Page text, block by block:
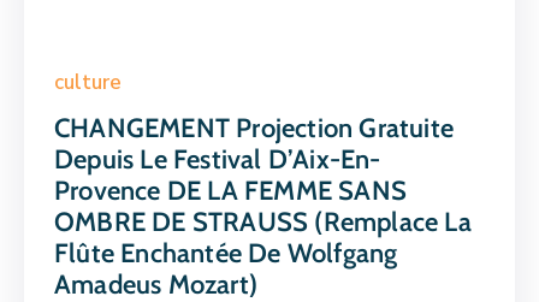
culture
CHANGEMENT Projection Gratuite
Depuis Le Festival D’Aix-En-
Provence DE LA FEMME SANS
OMBRE DE STRAUSS (remplace La
Flûte Enchantée De Wolfgang
Amadeus Mozart)